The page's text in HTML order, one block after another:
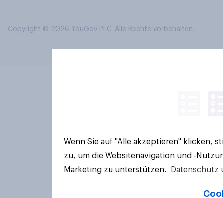
Copyright © 2026 YouGov PLC. Alle Rechte vorbehalten.
Wenn Sie auf "Alle akzeptieren" klicken,
zu, um die Websitenavigation und -
Marketing zu unterstützen.
Datenschutz